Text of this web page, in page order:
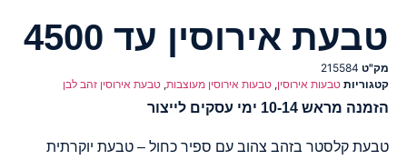
טבעת אירוסין עד 4500
מק"ט 215584
קטגוריות טבעות אירוסין, טבעות אירוסין מעוצבות, טבעת אירוסין זהב לבן
הזמנה מראש 10-14 ימי עסקים לייצור
טבעת קלסטר בזהב צהוב עם ספיר כחול – טבעת יוקרתית